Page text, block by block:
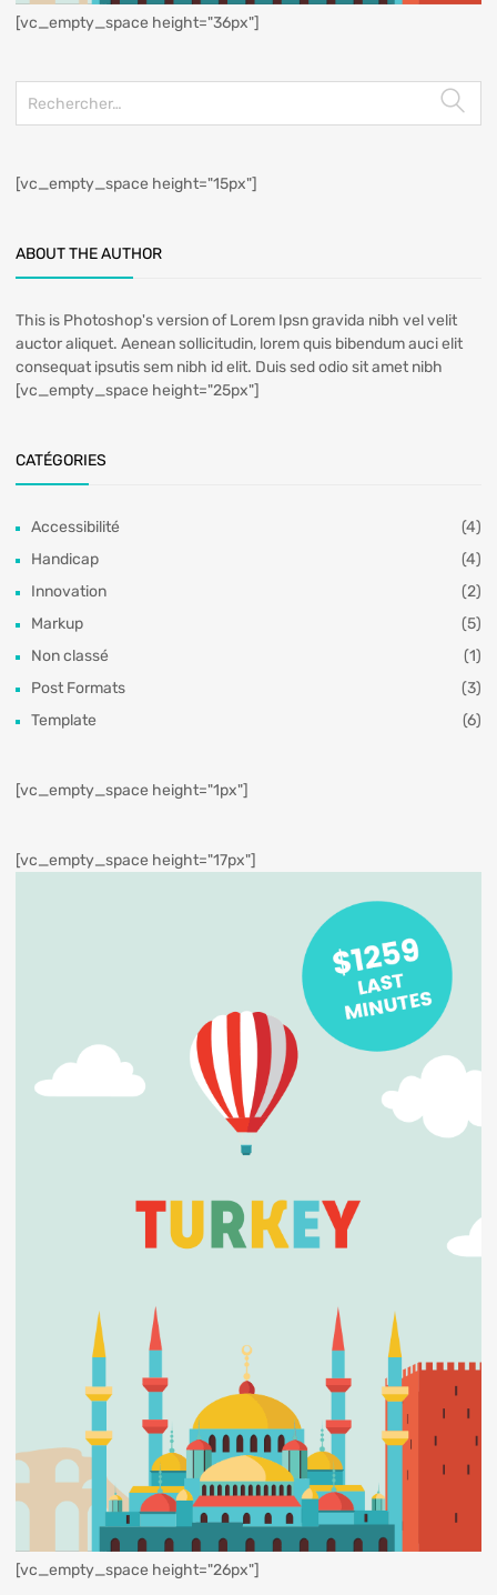
[vc_empty_space height="36px"]
[vc_empty_space height="15px"]
ABOUT THE AUTHOR
This is Photoshop's version of Lorem Ipsn gravida nibh vel velit
auctor aliquet. Aenean sollicitudin, lorem quis bibendum auci elit
consequat ipsutis sem nibh id elit. Duis sed odio sit amet nibh
[vc_empty_space height="25px"]
CATÉGORIES
Accessibilité
(4)
Handicap
(4)
Innovation
(2)
Markup
(5)
Non classé
(1)
Post Formats
(3)
Template
(6)
[vc_empty_space height="1px"]
[vc_empty_space height="17px"]
[vc_empty_space height="26px"]